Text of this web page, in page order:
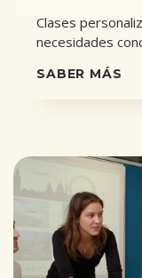
Clases
necesidades
SABER MÁS